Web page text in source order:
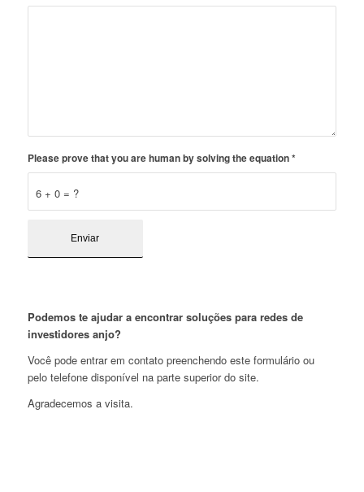
6 + 0 = ?
Please prove that you are human by solving the equation*
Podemos te ajudar a encontrar soluções para redes de
investidores anjo?
Você pode entrar em contato preenchendo este formulário ou
pelo telefone disponível na parte superior do site.
Agradecemos a visita.